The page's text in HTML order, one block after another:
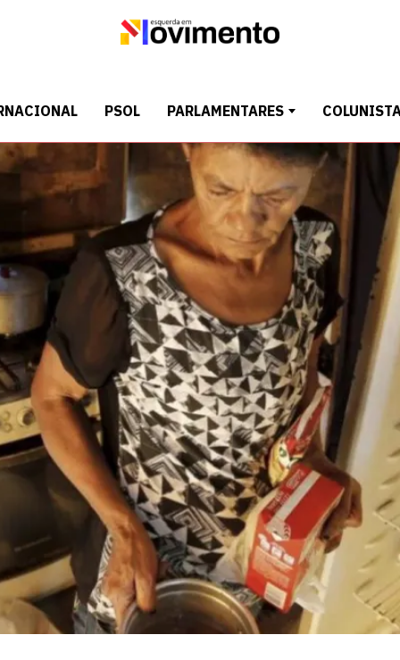
PSOL PARLAMENTARES